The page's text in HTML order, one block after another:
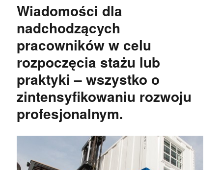
Wiadomości dla
nadchodzących
pracowników w celu
rozpoczęcia stażu lub
praktyki – wszystko o
zintensyfikowaniu rozwoju
profesjonalnym.